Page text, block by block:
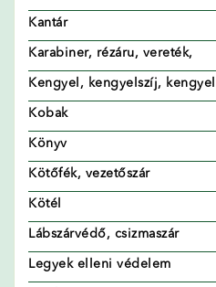
Kantár
Karabiner, rézáru, vereték,
Kengyel, kengyelszíj,
Kobak
Könyv
Kötőfék, vezetőszár
Kötél
Lábszárvédő, csizmaszár
Legyek elleni védelem